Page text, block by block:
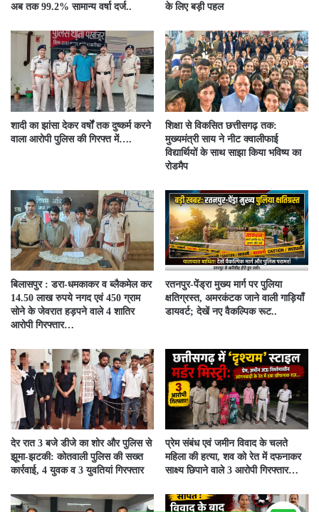
अब तक 99.2% सामान्य वर्षा दर्ज..
के लिए बड़ी पहल
शादी का झांसा देकर वर्षों तक दुष्कर्म करने
वाला आरोपी पुलिस की गिरफ्त में….
शिक्षा से विकसित छत्तीसगढ़ तक:
मुख्यमंत्री साय ने नीट क्वालीफाई
विद्यार्थियों के साथ साझा किया भविष्य का
रोडमैप
बिलासपुर : डरा-धमकाकर व ब्लैकमेल कर
14.50 लाख रुपये नगद एवं 450 ग्राम
सोने के जेवरात हड़पने वाले 4 शातिर
आरोपी गिरफ्तार…
रतनपुर-पेंड्रा मुख्य मार्ग पर पुलिया
क्षतिग्रस्त, अमरकंटक जाने वाली गाड़ियाँ
डायवर्ट; देखें नए वैकल्पिक रूट..
देर रात 3 बजे डीजे का शोर और पुलिस से
झूमा-झटकी: कोतवाली पुलिस की सख्त
कार्रवाई, 4 युवक व 3 युवतियां गिरफ्तार
प्रेम संबंध एवं जमीन विवाद के चलते
महिला की हत्या, शव को रेत में दफनाकर
साक्ष्य छिपाने वाले 3 आरोपी गिरफ्तार…